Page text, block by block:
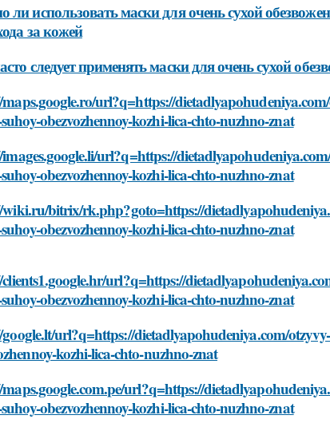
использовать маски для очень сухой
за кожей
следует применять маски для очень сухой
url?q=https://
obezvozhennoy-kozhi-lica-chto-nuzhno-znat
url?q=https://
obezvozhennoy-kozhi-lica-chto-nuzhno-znat
bitrix/rk.php?goto=https://
obezvozhennoy-kozhi-lica-chto-nuzhno-znat
url?q=https://
obezvozhennoy-kozhi-lica-chto-nuzhno-znat
url?q=https://dietadlyapohudeniya.com/
kozhi-lica-chto-nuzhno-znat
url?q=https://
obezvozhennoy-kozhi-lica-chto-nuzhno-znat